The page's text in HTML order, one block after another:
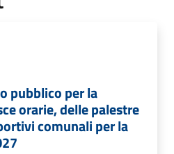
pubblico per la
orarie, delle palestre
comunali per la